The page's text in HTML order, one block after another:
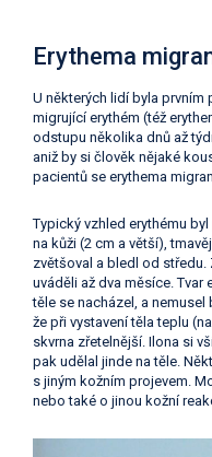
Erythema
U některých lidí byla
migrující erythém (též
odstupu několika dnů až
aniž by si člověk nějaké
pacientů se erythema
Typický vzhled erythému
na kůži (2 cm a větší),
zvětšoval a bledl od
uváděli až dva měsíce. Tvar
těle se nacházel, a nemusel
že při vystavení těla teplu
skvrna zřetelnější. Ilona si
pak udělal jinde na těle.
s jiným kožním projevem.
nebo také o jinou kožní